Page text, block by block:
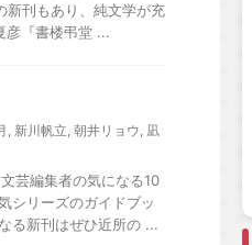
新刊もあり、純文学が充
彦『書楼弔堂 ...
, 新川帆立, 朝井リョウ, 凪
芸編集者の気になる10
シリーズのガイドブッ
る新刊はぜひ近所の ...